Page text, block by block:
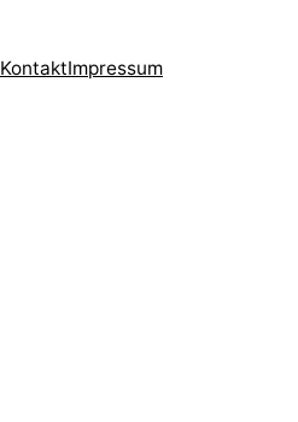
KontaktImpressum